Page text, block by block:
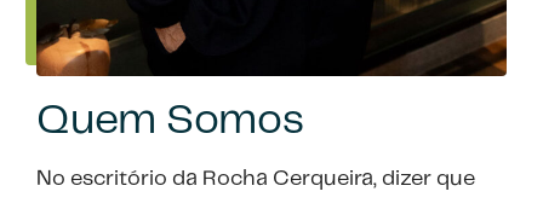
Quem Somos
No escritório da Rocha Cerqueira, dizer que